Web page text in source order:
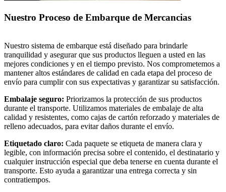
Nuestro Proceso de Embarque de Mercancias
Nuestro sistema de embarque está diseñado para brindarle
tranquilidad y asegurar que sus productos lleguen a usted en las
mejores condiciones y en el tiempo previsto. Nos comprometemos a
mantener altos estándares de calidad en cada etapa del proceso de
envío para cumplir con sus expectativas y garantizar su satisfacción.
Embalaje seguro: Priorizamos la protección de sus productos
durante el transporte. Utilizamos materiales de embalaje de alta
calidad y resistentes, como cajas de cartón reforzado y materiales de
relleno adecuados, para evitar daños durante el envío.
Etiquetado claro: Cada paquete se etiqueta de manera clara y
legible, con información precisa sobre el contenido, el destinatario y
cualquier instrucción especial que deba tenerse en cuenta durante el
transporte. Esto ayuda a garantizar una entrega correcta y sin
contratiempos.